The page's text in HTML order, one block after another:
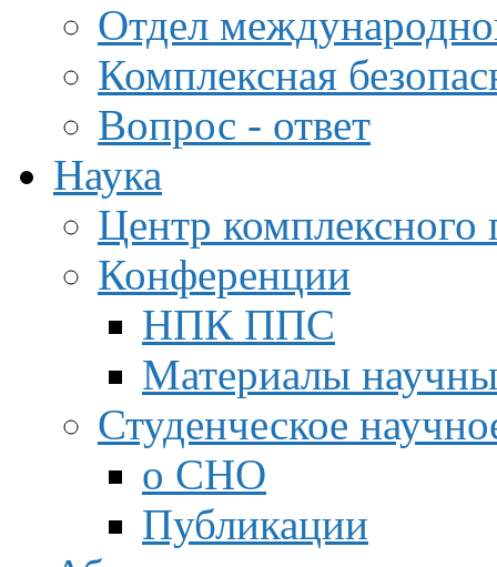
Отдел
Комплексная
Вопрос - ответ
Наука
Центр
Конференции
НПК ППС
Материалы
Студенческое
о СНО
Публикации